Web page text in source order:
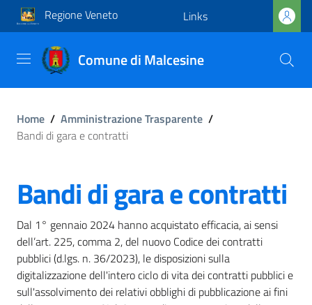
Regione Veneto Links
Comune di Malcesine
Home / Amministrazione Trasparente /
Bandi di gara e contratti
Bandi di gara e contratti
Dal 1° gennaio 2024 hanno acquistato efficacia, ai sensi
dell’art. 225, comma 2, del nuovo Codice dei contratti
pubblici (d.lgs. n. 36/2023), le disposizioni sulla
digitalizzazione dell'intero ciclo di vita dei contratti pubblici e
sull'assolvimento dei relativi obblighi di pubblicazione ai fini